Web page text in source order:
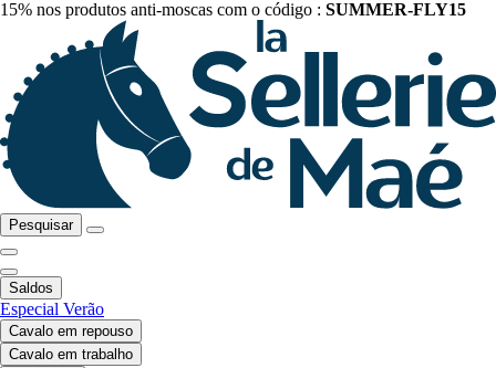
15% nos produtos anti-moscas com o código : SUMMER-FLY15
Pesquisar
Saldos
Especial Verão
Cavalo em repouso
Cavalo em trabalho